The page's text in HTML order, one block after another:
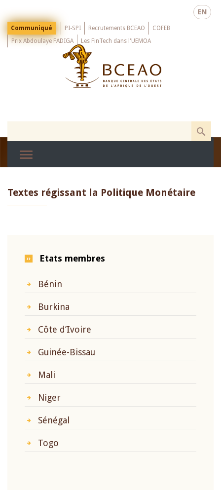
main
EN
Menu
Top
Communiqué PI-SPI Recrutements BCEAO
COFEB
Prix Abdoulaye FADIGA
Les FinTech dans l'UEMOA
Textes régissant la Politique Monétaire
Etats membres
Bénin
Burkina
Côte d’Ivoire
Guinée-Bissau
Mali
Niger
Sénégal
Togo